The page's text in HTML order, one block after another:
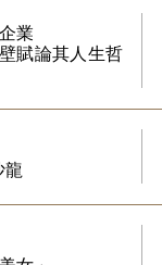
業
賦論其人生哲
龍